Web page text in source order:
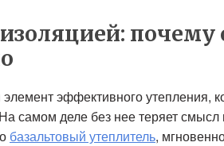
почему
эффективного утепления,
самом деле без нее теряет смысл
базальтовый утеплитель,